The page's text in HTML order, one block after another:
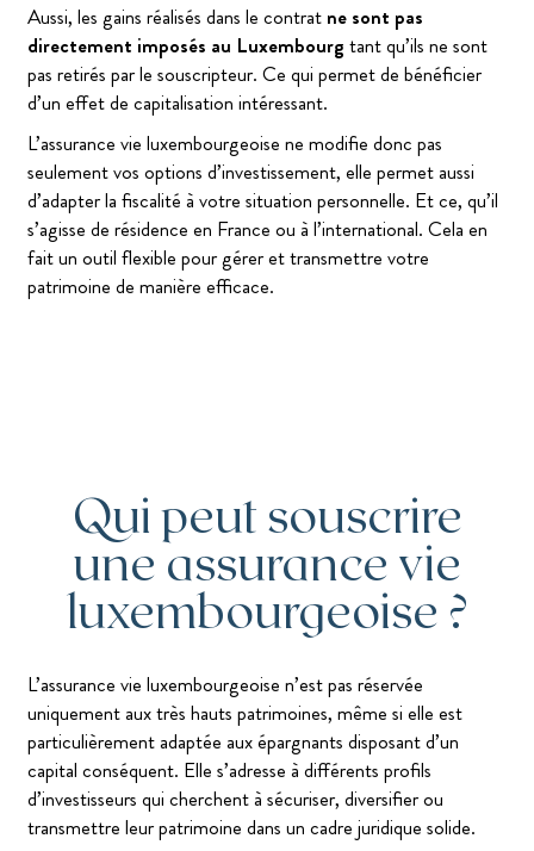
Aussi, les gains réalisés dans le contrat ne sont pas
directement imposés au Luxembourg tant qu’ils ne sont
pas retirés par le souscripteur. Ce qui permet de bénéficier
d’un effet de capitalisation intéressant.
L’assurance vie luxembourgeoise ne modifie donc pas
seulement vos options d’investissement, elle permet aussi
d’adapter la fiscalité à votre situation personnelle. Et ce, qu’il
s’agisse de résidence en France ou à l’international. Cela en
fait un outil flexible pour gérer et transmettre votre
patrimoine de manière efficace.
Qui peut souscrire
une assurance vie
luxembourgeoise ?
L’assurance vie luxembourgeoise n’est pas réservée
uniquement aux très hauts patrimoines, même si elle est
particulièrement adaptée aux épargnants disposant d’un
capital conséquent. Elle s’adresse à différents profils
d’investisseurs qui cherchent à sécuriser, diversifier ou
transmettre leur patrimoine dans un cadre juridique solide.